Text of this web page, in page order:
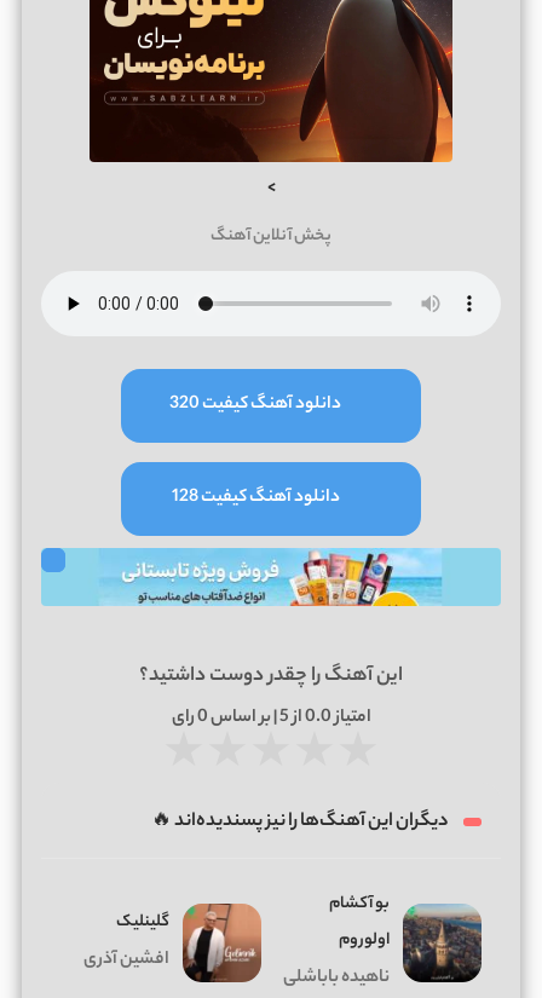
>
پخش آنلاین آهنگ
دانلود آهنگ کیفیت 320
دانلود آهنگ کیفیت 128
این آهنگ را چقدر دوست داشتید؟
امتیاز0.0از 5 | بر اساس 0رای
دیگران این آهنگ‌ها را نیز پسندیده‌اند 🔥
بو آکشام
اولوروم
ناهیده باباشلی
گلینلیک
افشین آذری